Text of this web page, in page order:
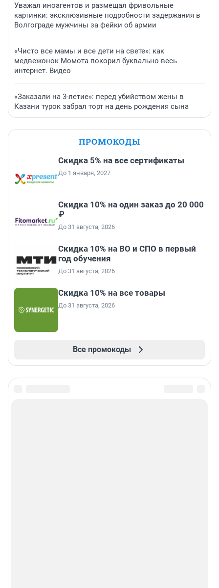
Уважал иноагентов и размещал фривольные
картинки: эксклюзивные подробности задержания в
Волгограде мужчины за фейки об армии
«Чисто все мамы и все дети на свете»: как
медвежонок Момота покорил буквально весь
интернет. Видео
«Заказали на 3-летие»: перед убийством жены в
Казани турок забрал торт на день рождения сына
ПРОМОКОДЫ
Скидка 5% на все сертификаты
До 1 января, 2027
Скидка 10% на один заказ до 20 000
₽
До 31 августа, 2026
Скидка 10% на ВО и СПО в первый
год обучения
До 31 августа, 2026
Скидка 10% на все товары
До 31 августа, 2026
Все промокоды